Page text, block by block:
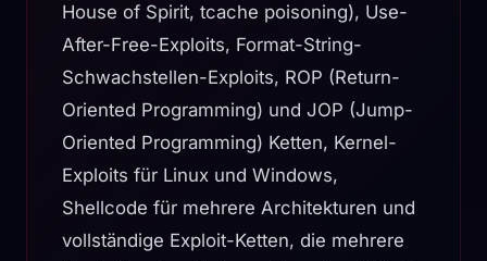
House of Spirit, tcache poisoning), Use-
After-Free-Exploits, Format-String-
Schwachstellen-Exploits, ROP (Return-
Oriented Programming) und JOP (Jump-
Oriented Programming) Ketten, Kernel-
Exploits für Linux und Windows,
Shellcode für mehrere Architekturen und
vollständige Exploit-Ketten, die mehrere